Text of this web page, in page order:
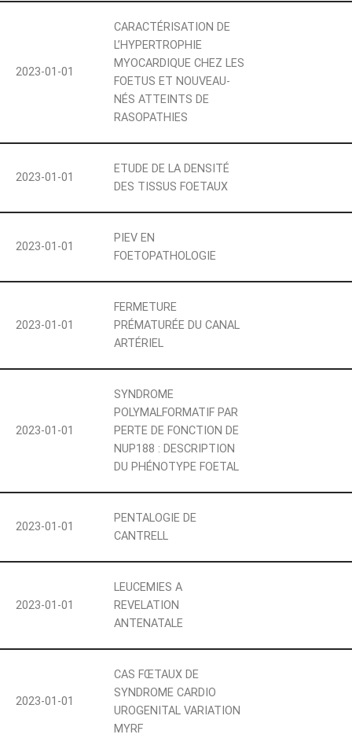
2023-01-01
CARACTÉRISATION DE
L’HYPERTROPHIE
MYOCARDIQUE CHEZ LES
FOETUS ET NOUVEAU-
NÉS ATTEINTS DE
RASOPATHIES
2023-01-01
ETUDE DE LA DENSITÉ
DES TISSUS FOETAUX
2023-01-01
PIEV EN
FOETOPATHOLOGIE
2023-01-01
FERMETURE
PRÉMATURÉE DU CANAL
ARTÉRIEL
2023-01-01
SYNDROME
POLYMALFORMATIF PAR
PERTE DE FONCTION DE
NUP188 : DESCRIPTION
DU PHÉNOTYPE FOETAL
2023-01-01
PENTALOGIE DE
CANTRELL
2023-01-01
LEUCEMIES A
REVELATION
ANTENATALE
2023-01-01
CAS FŒTAUX DE
SYNDROME CARDIO
UROGENITAL VARIATION
MYRF